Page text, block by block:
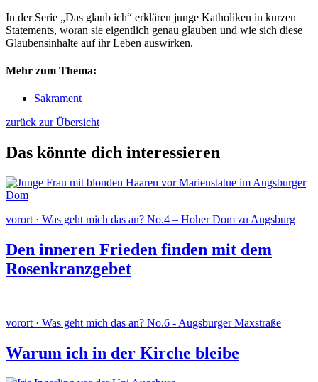
In der Serie „Das glaub ich“ erklären junge Katholiken in kurzen
Statements, woran sie eigentlich genau glauben und wie sich diese
Glaubensinhalte auf ihr Leben auswirken.
Mehr zum Thema:
Sakrament
zurück zur Übersicht
Das könnte dich interessieren
vorort · Was geht mich das an? No.4 – Hoher Dom zu Augsburg
Den inneren Frieden finden mit dem
Rosenkranzgebet
vorort · Was geht mich das an? No.6 - Augsburger Maxstraße
Warum ich in der Kirche bleibe